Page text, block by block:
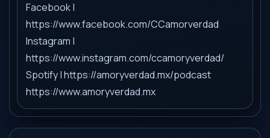
Facebook |
https://www.facebook.com/CCamorverdad
Instagram |
https://www.instagram.com/ccamoryverdad/
Spotify | https://amoryverdad.mx/podcast
https://www.amoryverdad.mx